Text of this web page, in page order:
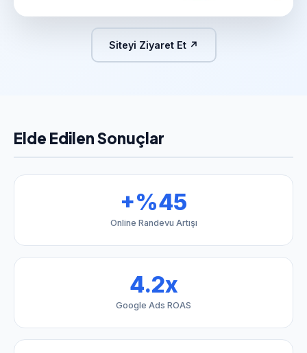
Siteyi Ziyaret Et ↗
Elde Edilen Sonuçlar
+%45
Online Randevu Artışı
4.2x
Google Ads ROAS